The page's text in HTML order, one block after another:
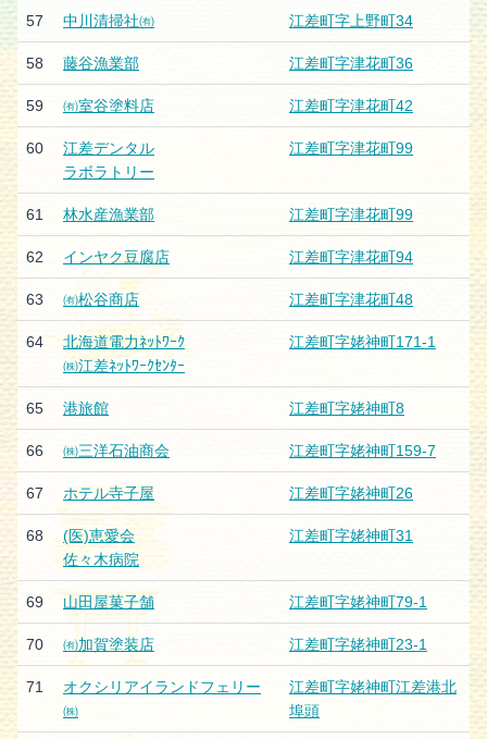
57 中川清掃社㈲ 江差町字上野町34
58 藤谷漁業部 江差町字津花町36
59 ㈲室谷塗料店 江差町字津花町42
60
江差デンタル
ラボラトリー
江差町字津花町99
61 林水産漁業部 江差町字津花町99
62 インヤク豆腐店 江差町字津花町94
63 ㈲松谷商店 江差町字津花町48
64
北海道電力ﾈｯﾄﾜｰｸ
㈱江差ﾈｯﾄﾜｰｸｾﾝﾀｰ
江差町字姥神町171-1
65 港旅館 江差町字姥神町8
66 ㈱三洋石油商会 江差町字姥神町159-7
67 ホテル寺子屋 江差町字姥神町26
68
(医)恵愛会
佐々木病院
江差町字姥神町31
69 山田屋菓子舗 江差町字姥神町79-1
70 ㈲加賀塗装店 江差町字姥神町23-1
71
オクシリアイランドフェリー
㈱
江差町字姥神町江差港北
埠頭